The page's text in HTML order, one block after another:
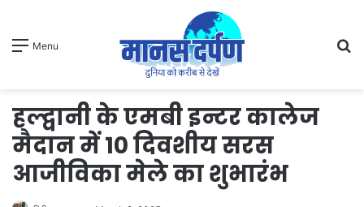
Menu
हल्द्वानी के एमबी इन्टर कालेज
मैदान में 10 दिवशीय सरस
आजीविका मेले का शुभारंभ